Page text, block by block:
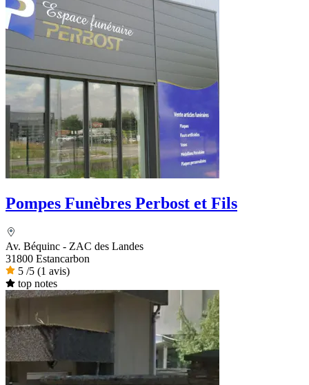
Pompes Funèbres Perbost et Fils
Av. Béquinc - ZAC des Landes
31800 Estancarbon
5 /5 (1 avis)
top notes